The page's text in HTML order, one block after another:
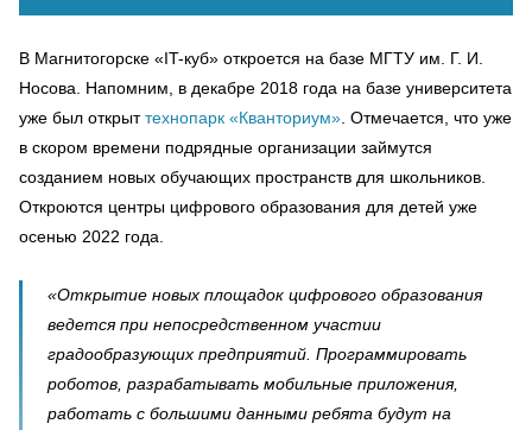
В Магнитогорске «IT-куб» откроется на базе МГТУ им. Г. И.
Носова. Напомним, в декабре 2018 года на базе университета
уже был открыттехнопарк «Кванториум» . Отмечается, что уже
в скором времени подрядные организации займутся
созданием новых обучающих пространств для школьников.
Откроются центры цифрового образования для детей уже
осенью 2022 года.
«Открытие новых площадок цифрового образования
ведется при непосредственном участии
градообразующих предприятий. Программировать
роботов, разрабатывать мобильные приложения,
работать с большими данными ребята будут на